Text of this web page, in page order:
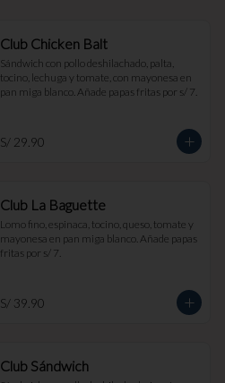
Club Chicken Balt
Sándwich con pollo deshilachado, palta,
tocino, lechuga y tomate, con mayonesa en
pan miga blanco. Añade papas fritas por s/ 7.
S/ 29.90
Club La Baguette
Lomo fino, espinaca, tocino, queso, tomate y
mayonesa en pan miga blanco. Añade papas
fritas por s/ 7.
S/ 39.90
Club Sándwich